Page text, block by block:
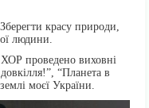
красу природи,
людини.
проведено виховні
“Планета в
моєї України.